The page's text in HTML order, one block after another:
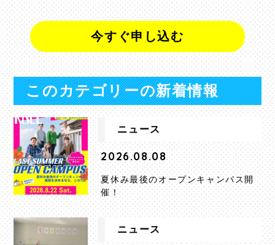
今すぐ申し込む
このカテゴリーの新着情報
ニュース
2026.08.08
夏休み最後のオープンキャンパス開
催！
ニュース